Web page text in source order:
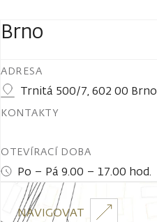
Brno
ADRESA
Trnitá 500/7, 602 00 Brno
KONTAKTY
OTEVÍRACÍ DOBA
Po – Pá 9.00 – 17.00 hod.
NAVIGOVAT